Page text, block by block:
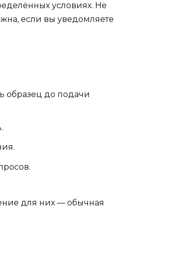
условиях. Не
если вы уведомляете
образец до подачи
для них — обычная